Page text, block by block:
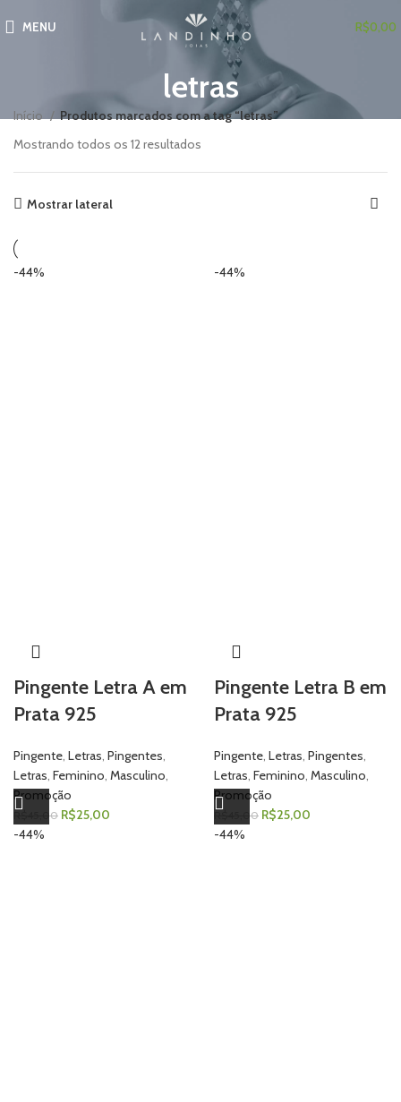
MENU R$0,00
letras
Início
Produtos marcados com a tag “letras”
Mostrando todos os 12 resultados
Mostrar lateral
-44%
Pingente Letra A em
Prata 925
Pingente, Letras, Pingentes,
Letras, Feminino, Masculino,
Promoção
45,00 R$25,00
-44%
Pingente Letra B em
Prata 925
Pingente, Letras, Pingentes,
Letras, Feminino, Masculino,
Promoção
45,00 R$25,00
-44%
-44%